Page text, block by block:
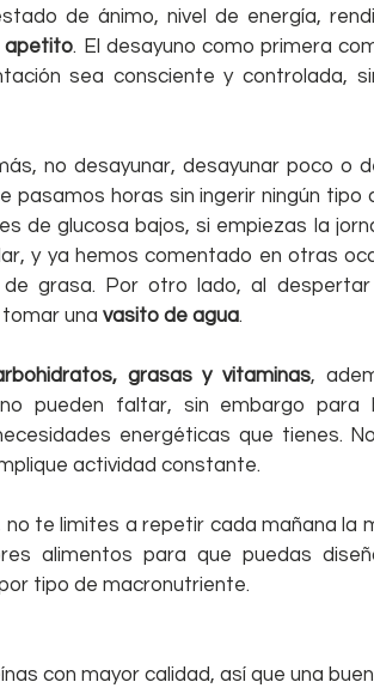
de ánimo, nivel de energía,
apetito. El desayuno como primera
sea consciente y controlada,
no desayunar, desayunar poco o
pasamos horas sin ingerir ningún tipo
de glucosa bajos, si empiezas la
y ya hemos comentado en otras
grasa. Por otro lado, al despertar
una vasito de agua.
grasas y vitaminas,
pueden faltar, sin embargo para
energéticas que tienes.
actividad constante.
te limites a repetir cada mañana la
alimentos para que puedas
tipo de macronutriente.
con mayor calidad, así que una